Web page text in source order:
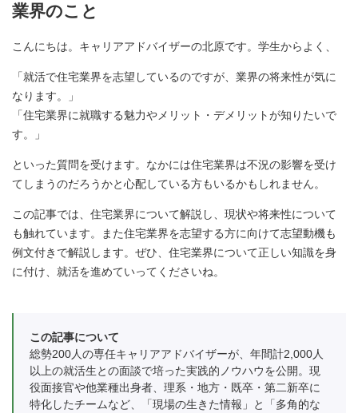
業界のこと
こんにちは。キャリアアドバイザーの北原です。学生からよく、
「就活で住宅業界を志望しているのですが、業界の将来性が気に
なります。」
「住宅業界に就職する魅力やメリット・デメリットが知りたいで
す。」
といった質問を受けます。なかには住宅業界は不況の影響を受け
てしまうのだろうかと心配している方もいるかもしれません。
この記事では、住宅業界について解説し、現状や将来性について
も触れています。また住宅業界を志望する方に向けて志望動機も
例文付きで解説します。ぜひ、住宅業界について正しい知識を身
に付け、就活を進めていってくださいね。
この記事について
総勢200人の専任キャリアアドバイザーが、年間計2,000人
以上の就活生との面談で培った実践的ノウハウを公開。現
役面接官や他業種出身者、理系・地方・既卒・第二新卒に
特化したチームなど、「現場の生きた情報」と「多角的な